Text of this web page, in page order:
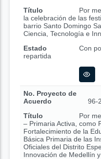
Título
Por
la celebración de las
barrio Santo Domingo
Ciencia, Tecnología e
Estado
Con
repartida
No. Proyecto de
Acuerdo
96-
Título
Por
– Primaria Activa, como
Fortalecimiento de la
Básica Primaria de las
Oficiales del Distrito
Innovación de Medellín